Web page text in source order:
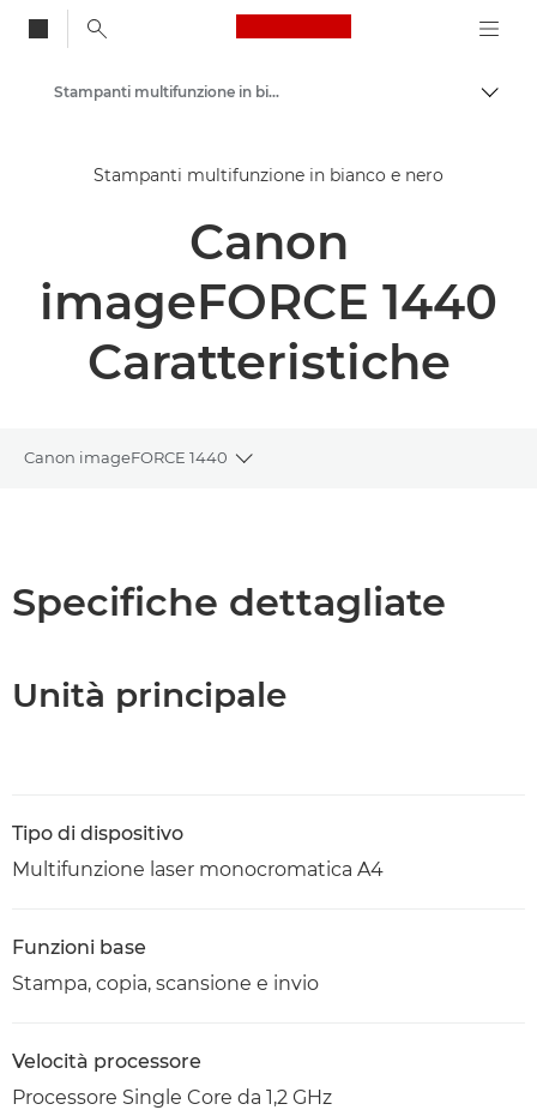
Canon Logo, back
Soluzioni e servizi
Prodotti per le aziende
Stampanti multifunzione - Stampanti all in one
Stampanti multifunzione in bianco e nero
Stampanti multifunzione in bianco e nero
Canon
imageFORCE 1440
Caratteristiche
Canon imageFORCE 1440
Toggle breadcrumbs
Scarica PDF
Specifiche dettagliate
Unità principale
Tipo di dispositivo
Multifunzione laser monocromatica A4
Funzioni base
Stampa, copia, scansione e invio
Velocità processore
Processore Single Core da 1,2 GHz